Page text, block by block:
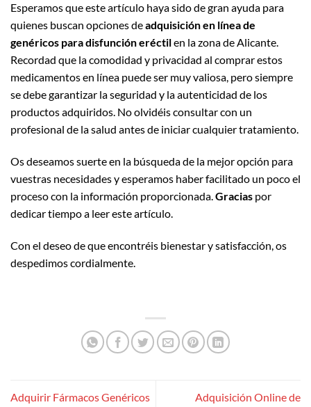
Esperamos que este artículo haya sido de gran ayuda para
quienes buscan opciones deadquisición en línea de
genéricos para disfunción eréctilen la zona de Alicante.
Recordad que la comodidad y privacidad al comprar estos
medicamentos en línea puede ser muy valiosa, pero siempre
se debe garantizar la seguridad y la autenticidad de los
productos adquiridos. No olvidéis consultar con un
profesional de la salud antes de iniciar cualquier tratamiento.
Os deseamos suerte en la búsqueda de la mejor opción para
vuestras necesidades y esperamos haber facilitado un poco el
proceso con la información proporcionada.Gracias por
dedicar tiempo a leer este artículo.
Con el deseo de que encontréis bienestar y satisfacción, os
despedimos cordialmente.
Adquirir Fármacos Genéricos
Adquisición Online de